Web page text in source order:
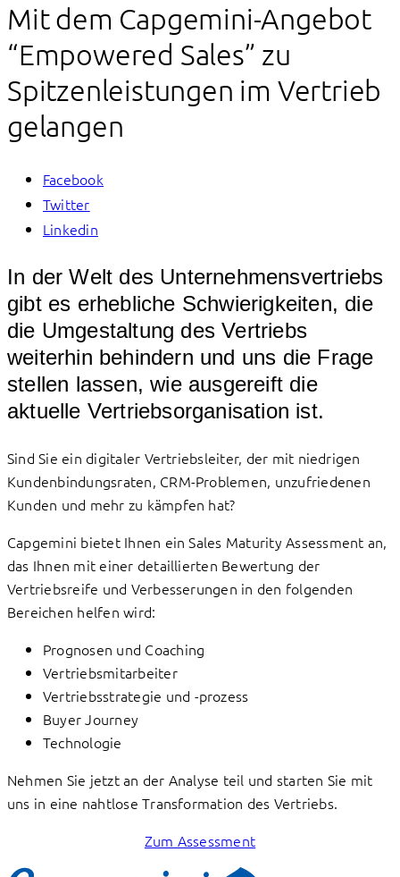
Mit dem Capgemini-Angebot
“Empowered Sales” zu
Spitzenleistungen im Vertrieb
gelangen
Facebook
Twitter
Linkedin
In der Welt des Unternehmensvertriebs
gibt es erhebliche Schwierigkeiten, die
die Umgestaltung des Vertriebs
weiterhin behindern und uns die Frage
stellen lassen, wie ausgereift die
aktuelle Vertriebsorganisation ist.
Sind Sie ein digitaler Vertriebsleiter, der mit niedrigen
Kundenbindungsraten, CRM-Problemen, unzufriedenen
Kunden und mehr zu kämpfen hat?
Capgemini bietet Ihnen ein Sales Maturity Assessment an,
das Ihnen mit einer detaillierten Bewertung der
Vertriebsreife und Verbesserungen in den folgenden
Bereichen helfen wird:
Prognosen und Coaching
Vertriebsmitarbeiter
Vertriebsstrategie und -prozess
Buyer Journey
Technologie
Nehmen Sie jetzt an der Analyse teil und starten Sie mit
uns in eine nahtlose Transformation des Vertriebs.
Zum Assessment